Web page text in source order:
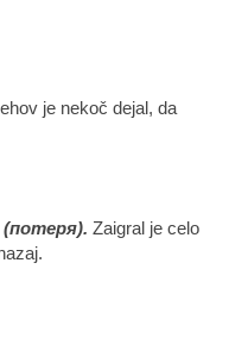
je nekoč dejal, da
(потеря). Zaigral je celo